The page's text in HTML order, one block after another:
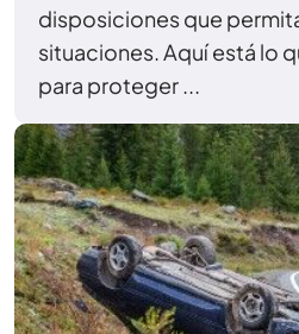
disposiciones que
situaciones. Aquí está lo
para proteger ...